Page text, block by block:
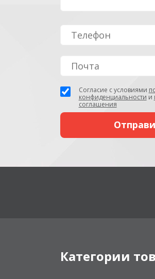
Согласие с условиями
конфиденциальности и
соглашения
Категории